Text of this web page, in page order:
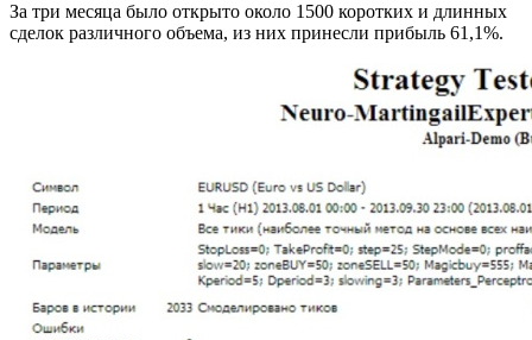
За три месяца было открыто около 1500 коротких и длинных
сделок различного объема, из них принесли прибыль 61,1%.